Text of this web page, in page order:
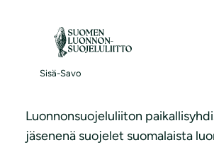
Sisä-Savo
Liity jäseneksi
Luonnonsuojeluliiton
jäsenenä suojelet suomalaista